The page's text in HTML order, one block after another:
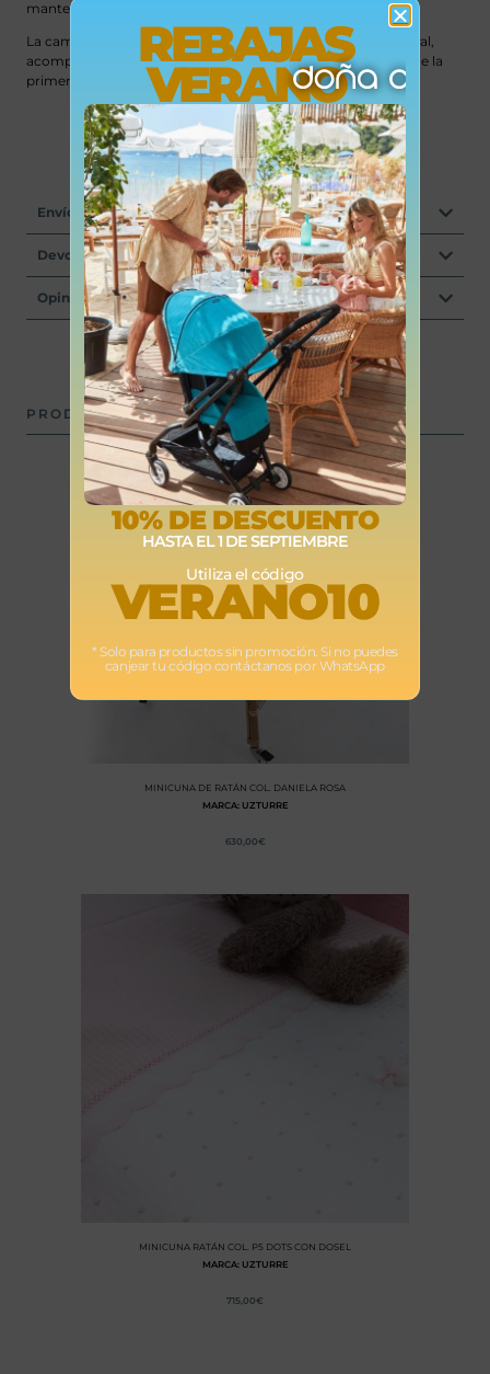
mantenerla impecable.
La cama Ashi combina seguridad, confort y belleza atemporal,
acompañando a tu bebé en los momentos más especiales de la
primera infancia.
Envíos
Devoluciones
Opiniones
PRODUCTOS RELACIONADOS
MINICUNA DE RATÁN COL. DANIELA ROSA
MARCA: UZTURRE
630,00 €
MINICUNA RATÁN COL. P5 DOTS CON DOSEL
MARCA: UZTURRE
715,00 €
REBAJAS
VERANO
10% DE DESCUENTO
HASTA EL 1 DE SEPTIEMBRE
Utiliza el código
VERANO10
* Solo para productos sin promoción. Si no puedes
canjear tu código contáctanos por WhatsApp